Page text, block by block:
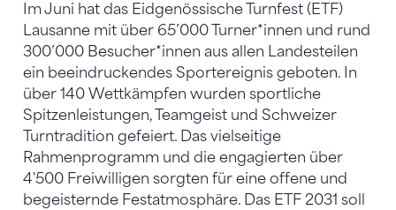
Im Juni hat das Eidgenössische Turnfest (ETF)
Lausanne mit über 65’000 Turner*innen und rund
300’000 Besucher*innen aus allen Landesteilen
ein beeindruckendes Sportereignis geboten. In
über 140 Wettkämpfen wurden sportliche
Spitzenleistungen, Teamgeist und Schweizer
Turntradition gefeiert. Das vielseitige
Rahmenprogramm und die engagierten über
4'500 Freiwilligen sorgten für eine offene und
begeisternde Festatmosphäre. Das ETF 2031 soll